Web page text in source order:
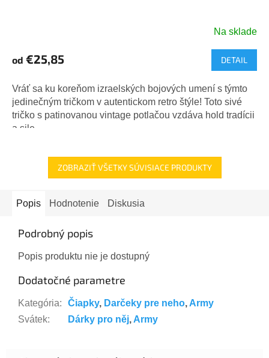
Na sklade
od €25,85 DETAIL
Vráť sa ku koreňom izraelských bojových umení s týmto
jedinečným tričkom v autentickom retro štýle! Toto sivé
tričko s patinovanou vintage potlačou vzdáva hold tradícii
a sile...
ZOBRAZIŤ VŠETKY SÚVISIACE PRODUKTY
Popis Hodnotenie Diskusia
Podrobný popis
Popis produktu nie je dostupný
Dodatočné parametre
Kategória: Čiapky, Darčeky pre neho, Army
Svátek: Dárky pro něj, Army